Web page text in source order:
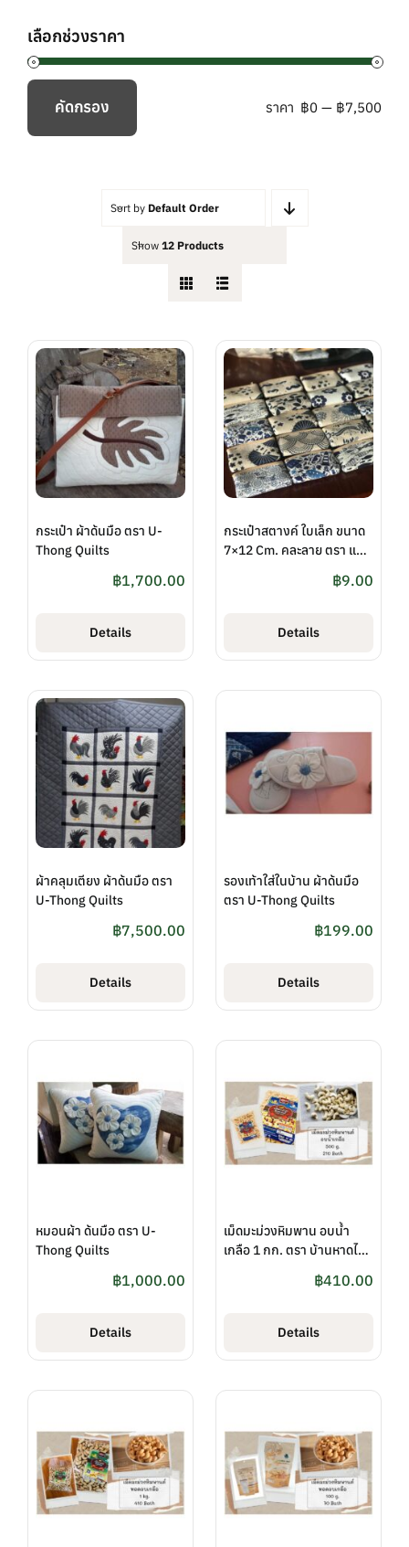
เลือกช่วงราคา
ราคา
ต่ำ
ราคา
สูงสุด
คัดกรอง ราคา ฿0 — ฿7,500
Sort by Default Order
Show 12 Products
กระเป๋า ผ้าด้นมือ ตรา U-
Thong Quilts
฿1,700.00
Details
กระเป๋าสตางค์ ใบเล็ก ขนาด
7×12 Cm. คละลาย ตรา แม่
฿9.00
Details
ผ้าคลุมเตียง ผ้าด้นมือ ตรา
U-Thong Quilts
฿7,500.00
Details
รองเท้าใส่ในบ้าน ผ้าด้นมือ
ตรา U-Thong Quilts
฿199.00
Details
หมอนผ้า ด้นมือ ตรา U-
Thong Quilts
฿1,000.00
Details
เม็ดมะม่วงหิมพาน อบน้ำ
เกลือ 1 กก. ตรา บ้านหาดไก่
฿410.00
Details